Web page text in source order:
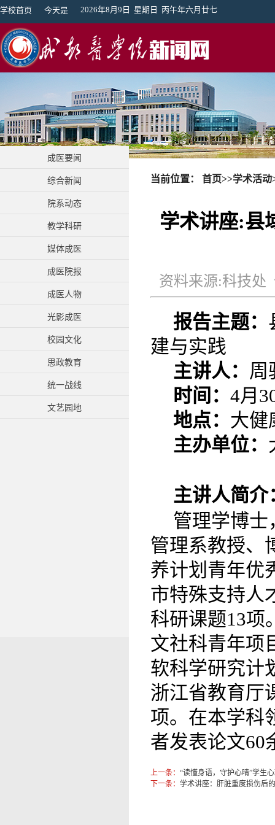
学校首页 今天是 2026年8月9日 星期日 丙午年六月廿七
成医要闻
综合新闻
院系动态
教学科研
媒体成医
成医院报
成医人物
光影成医
校园文化
思政教育
统一战线
文艺园地
当前位置： 首页>>学术活动
学术讲座:县
资料来源:科技处
报告主题：
建与实践
主讲人： 周
时间：4月
地点： 大健
主办单位：
主讲人简介
管理学博士
管理系教授、
养计划青年优
市特殊支持人
科研课题13项
文社科青年项
软科学研究计
浙江省教育厅
项。在本学科
者发表论文60
上一条： “读懂身语，守护心晴”学生
下一条： 学术讲座：肝脏重度损伤后